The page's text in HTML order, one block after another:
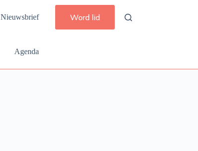
Nieuwsbrief Word lid
Agenda